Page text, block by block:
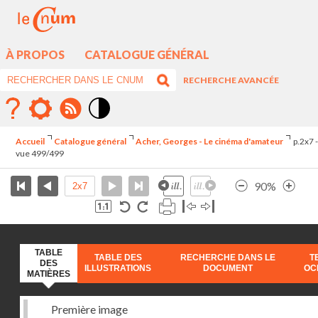
À PROPOS CATALOGUE GÉNÉRAL
RECHERCHE AVANCÉE
élévé
Accueil Catalogue général Acher, Georges - Le cinéma d'amateur
p.2x7 -
vue 499/499
90%
TABLE
DES
MATIÈRES
TABLE DES
ILLUSTRATIONS
RECHERCHE DANS LE
DOCUMENT
Première image